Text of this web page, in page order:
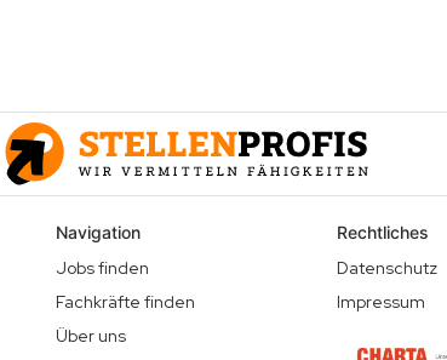
Navigation
Jobs finden
Fachkräfte finden
Über uns
Rechtliches
Datenschutz
Impressum